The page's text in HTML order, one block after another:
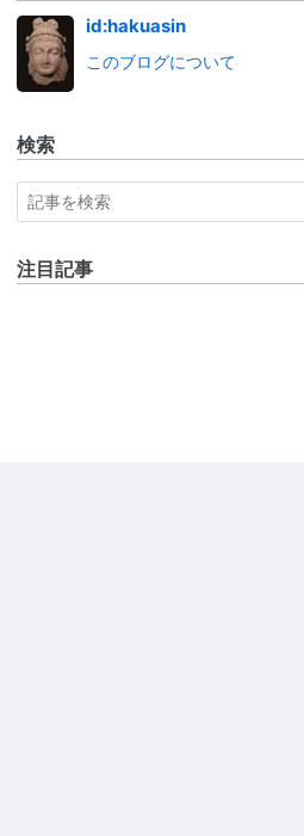
id:hakuasin
このブログについて
検索
注目記事